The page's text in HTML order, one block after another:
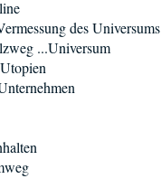
des Universums
...Universum